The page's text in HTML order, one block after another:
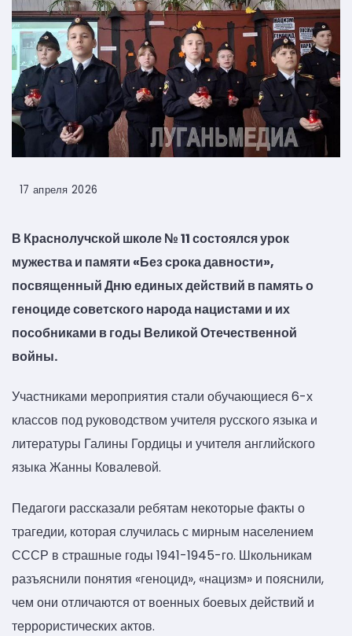
17 апреля 2026
В Краснолучской школе № 11 состоялся урок
мужества и памяти «Без срока давности»,
посвященный Дню единых действий в память о
геноциде советского народа нацистами и их
пособниками в годы Великой Отечественной
войны.
Участниками мероприятия стали обучающиеся 6-х
классов под руководством учителя русского языка и
литературы Галины Гордицы и учителя английского
языка Жанны Ковалевой.
Педагоги рассказали ребятам некоторые факты о
трагедии, которая случилась с мирным населением
СССР в страшные годы 1941-1945-го. Школьникам
разъяснили понятия «геноцид», «нацизм» и пояснили,
чем они отличаются от военных боевых действий и
террористических актов.